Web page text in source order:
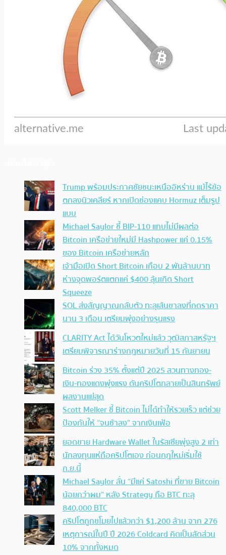
Trump พร้อมประกาศชัยชนะเหนืออิหร่าน แม้ไร้ข้อ
ตกลงนิวเคลียร์ หากเปิดช่องแคบ Hormuz เต็มรูป
แบบ
Michael Saylor ชี้ BIP-110 แทบไม่มีผลต่อ
Bitcoin เครือข่ายใหม่มี Hashpower แค่ 0.15%
ของ Bitcoin เครือข่ายหลัก
เจ้ามือเปิด Short Bitcoin เกือบ 2 พันล้านบาท
ห่างจุดพอร์ตแตกแค่ $400 ลุ้นเกิด Short
Squeeze
SOL ส่งสัญญาณกลับตัว ทะลุเส้นขาลงที่กดราคา
นาน 3 เดือน เตรียมพุ่งอย่างรุนแรง
CLARITY Act ได้วันโหวตใหม่แล้ว วุฒิสภาสหรัฐฯ
เตรียมพิจารณาร่างกฎหมายวันที่ 15 กันยายน
Bitcoin ร่วง 35% ตั้งแต่ปี 2025 สวนทางทอง-
เงิน-ทองแดงพุ่งแรง ดันคริปโตกลายเป็นสินทรัพย์
ผลงานแย่สุด
Scott Melker ชี้ Bitcoin ไม่ได้ทำให้รวยเร็ว แต่ช่วย
ป้องกันให้ “จนช้าลง” จากเงินเฟ้อ
ยอดขาย Hardware Wallet ในรัสเซียพุ่งสูง 2 เท่า
นักลงทุนแห่ถือคริปโตเอง ก่อนกฎใหม่เริ่มใช้
ก.ย.นี้
Michael Saylor ลั่น “มีแค่ Satoshi ที่ขาย Bitcoin
น้อยกว่าผม” หลัง Strategy ถือ BTC ทะลุ
840,000 BTC
คริปโตถูกขโมยไปแล้วกว่า $1,200 ล้าน จาก 276
เหตุการณ์ในปี ปี 2026 Coldcard คิดเป็นสัดส่วน
10% จากทั้งหมด